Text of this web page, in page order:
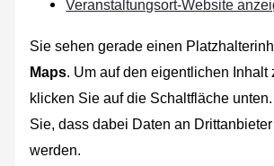
Veranstaltungsort-Website
Sie sehen gerade einen
Maps. Um auf den eigentlichen Inhalt
klicken Sie auf die Schaltfläche
Sie, dass dabei Daten an
werden.